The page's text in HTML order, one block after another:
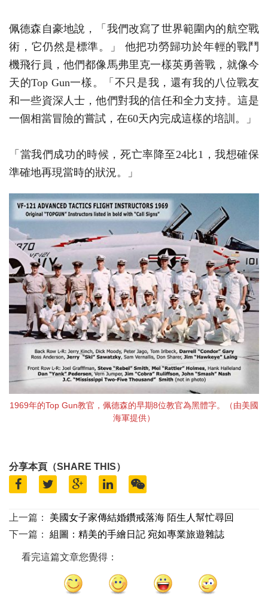
佩德森自豪地說，「我們改寫了世界範圍內的航空戰
術，它仍然是標準。」 他把功勞歸功於年輕的戰鬥
機飛行員，他們都像馬弗里克一樣英勇善戰，就像今
天的Top Gun一樣。「不只是我，還有我的八位戰友
和一些資深人士，他們對我的信任和全力支持。這是
一個相當冒險的嘗試，在60天內完成這樣的培訓。」
「當我們成功的時候，死亡率降至24比1，我想確保
準確地再現當時的狀況。」
1969年的Top Gun教官，佩德森的早期8位教官為黑體字。（由美國
海軍提供）
分享本頁（SHARE THIS）
上一篇：
美國女子家傳結婚鑽戒落海 陌生人幫忙尋回
下一篇：
組圖：精美的手繪日記 宛如專業旅遊雜誌
看完這篇文章您覺得：